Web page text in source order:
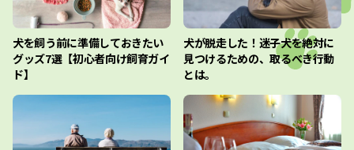
犬を飼う前に準備しておきたい
グッズ7選【初心者向け飼育ガイ
ド】
犬が脱走した！迷子犬を絶対に
見つけるための、取るべき行動
とは。